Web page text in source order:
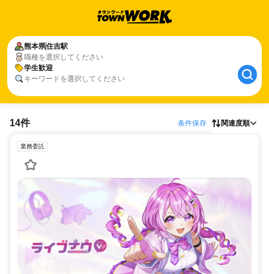
熊本県住吉駅
職種を選択してください
学生歓迎
キーワードを選択してください
14件 条件保存 関連度順
業務委託